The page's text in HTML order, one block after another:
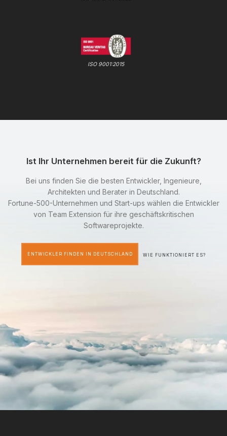
ISO 9001:2015
Ist Ihr Unternehmen bereit für die Zukunft?
Bei uns finden Sie die besten Entwickler, Ingenieure,
Architekten und Berater in Deutschland.
Fortune-500-Unternehmen und Start-ups wählen die Entwickler
von Team Extension für ihre geschäftskritischen
Softwareprojekte.
ENTWICKLER FINDEN IN DEUTSCHLAND WIE FUNKTIONIERT ES?